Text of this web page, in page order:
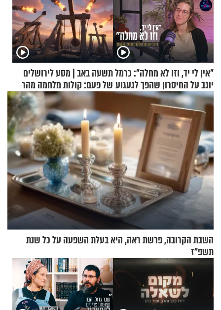
"אין לי יד, וזו לא מחלה": כרמל
יוגב על החיסרון שהפך לגעגוע
תשעה באב | מסע לירושלים
של פעם: קולות מלחמה מהר
הזיתים
השבת הקרובה, פרשת ראה, היא בעלת השפעה על כל שנת
תשפ"ז